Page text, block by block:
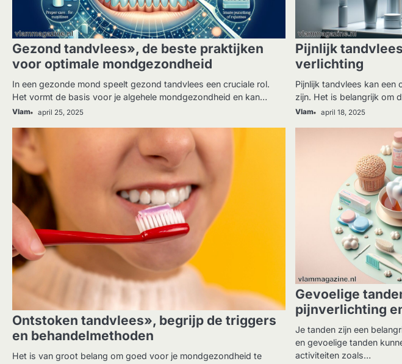
Gezond tandvlees», de beste praktijken
voor optimale mondgezondheid
In een gezonde mond speelt gezond tandvlees een cruciale rol.
Het vormt de basis voor je algehele mondgezondheid en kan…
Vlam april 25, 2025
Pijnlijk
verlichting
Pijnlijk tandvlees kan een
zijn. Het is belangrijk om
Vlam april 18, 2025
GEZONDHEID
Ontstoken tandvlees», begrijp de triggers
en behandelmethoden
Het is van groot belang om goed voor je mondgezondheid te
Gevoelige
pijnverlichting
Je tanden zijn een
en gevoelige tanden
activiteiten zoals…